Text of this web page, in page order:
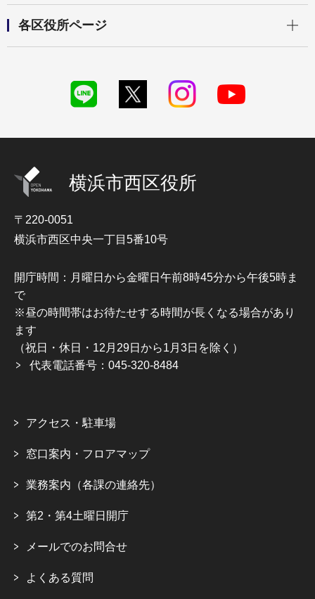
各区役所ページ
横浜市西区役所
〒220-0051
横浜市西区中央一丁目5番10号
開庁時間：月曜日から金曜日午前8時45分から午後5時ま
で
※昼の時間帯はお待たせする時間が長くなる場合があり
ます
（祝日・休日・12月29日から1月3日を除く）
代表電話番号：045-320-8484
アクセス・駐車場
窓口案内・フロアマップ
業務案内（各課の連絡先）
第2・第4土曜日開庁
メールでのお問合せ
よくある質問